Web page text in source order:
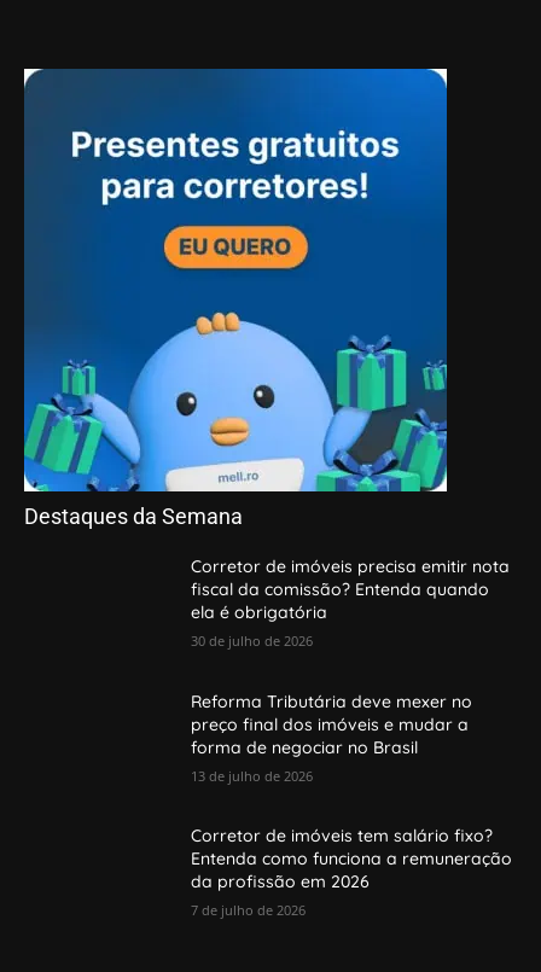
Destaques da Semana
Corretor de imóveis precisa emitir nota
fiscal da comissão? Entenda quando
ela é obrigatória
30 de julho de 2026
Reforma Tributária deve mexer no
preço final dos imóveis e mudar a
forma de negociar no Brasil
13 de julho de 2026
Corretor de imóveis tem salário fixo?
Entenda como funciona a remuneração
da profissão em 2026
7 de julho de 2026